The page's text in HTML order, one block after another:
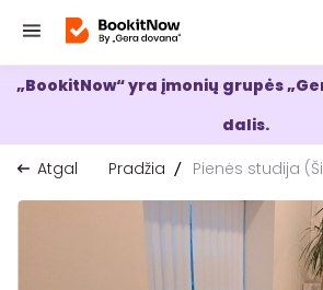
„BookitNow“ yra įmonių grupės
dalis.
Atgal
Pradžia Pienės studija